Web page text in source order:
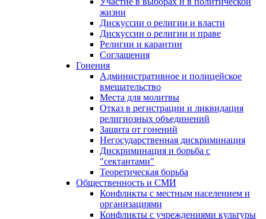
жизни
Дискуссии о религии и власти
Дискуссии о религии и праве
Религии и карантин
Соглашения
Гонения
Административное и полицейское
вмешательство
Места для молитвы
Отказ в регистрации и ликвидация
религиозных объединений
Защита от гонений
Негосударственная дискриминация
Дискриминация и борьба с
"сектантами"
Теоретическая борьба
Общественность и СМИ
Конфликты с местным населением и
организациями
Конфликты с учреждениями культуры